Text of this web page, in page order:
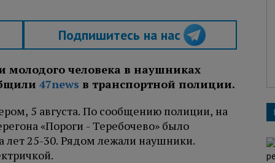
Подпишитесь на нас
молодого человека в наушниках
47news в транспортной полиции.
5 августа. По сообщению полиции, на
«Пороги - Теребочево» было
лет 25-30. Рядом лежали наушники.